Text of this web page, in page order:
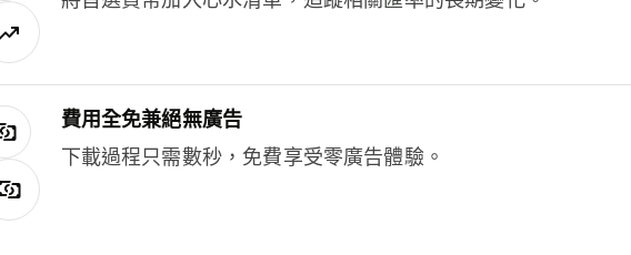
費用全免兼絕無廣告
下載過程只需數秒，免費享受零廣告體驗。